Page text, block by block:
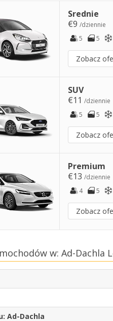
Srednie
€9/dziennie
5
5
Zobacz
SUV
€11/dziennie
5
5
Zobacz
Premium
€13/dziennie
4
5
Zobacz
w: Ad-Dachla
Ad-Dachla